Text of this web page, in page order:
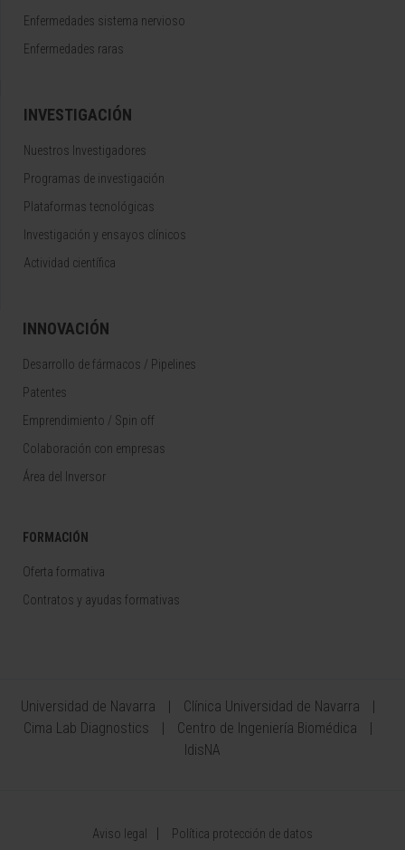
Enfermedades sistema nervioso
Enfermedades raras
INVESTIGACIÓN
Nuestros Investigadores
Programas de investigación
Plataformas tecnológicas
Investigación y ensayos clínicos
Actividad científica
INNOVACIÓN
Desarrollo de fármacos / Pipelines
Patentes
Emprendimiento / Spin off
Colaboración con empresas
Área del Inversor
FORMACIÓN
Oferta formativa
Contratos y ayudas formativas
Universidad de Navarra
Clínica Universidad de Navarra
Cima Lab Diagnostics
Centro de Ingeniería Biomédica
IdisNA
Aviso legal Política protección de datos